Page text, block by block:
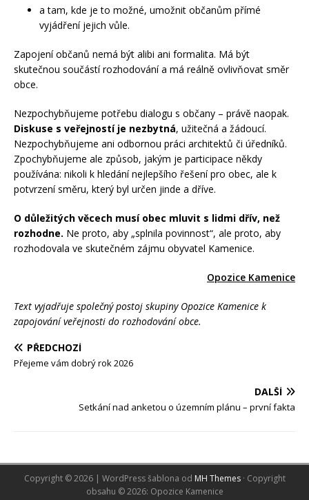
a tam, kde je to možné, umožnit občanům přímé
vyjádření jejich vůle.
Zapojení občanů nemá být alibi ani formalita. Má být
skutečnou součástí rozhodování a má reálně ovlivňovat směr
obce.
Nezpochybňujeme potřebu dialogu s občany – právě naopak.
Diskuse s veřejností je nezbytná, užitečná a žádoucí.
Nezpochybňujeme ani odbornou práci architektů či úředníků.
Zpochybňujeme ale způsob, jakým je participace někdy
používána: nikoli k hledání nejlepšího řešení pro obec, ale k
potvrzení směru, který byl určen jinde a dříve.
O důležitých věcech musí obec mluvit s lidmi dřív, než
rozhodne. Ne proto, aby „splnila povinnost“, ale proto, aby
rozhodovala ve skutečném zájmu obyvatel Kamenice.
Opozice Kamenice
Text vyjadřuje společný postoj skupiny Opozice Kamenice k
zapojování veřejnosti do rozhodování obce.
PŘEDCHOZÍ
Přejeme vám dobrý rok 2026
DALŠÍ
Setkání nad anketou o územním plánu – první fakta
Copyright © 2026 | WordPress šablona od MH Themes